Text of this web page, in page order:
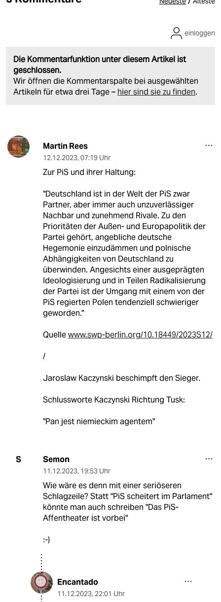
Die Kommentarfunktion unter diesem Artikel ist
geschlossen.
Wir öffnen die Kommentarspalte bei ausgewählten
Artikeln für etwa drei Tage – hier sind sie zu finden.
einloggen
Martin Rees
12.12.2023, 07:19 Uhr
Zur PiS und ihrer Haltung:
"Deutschland ist in der Welt der PiS zwar
Partner, aber immer auch unzuverlässiger
Nachbar und zunehmend Rivale. Zu den
Prioritäten der Außen- und Europapolitik der
Partei gehört, angebliche deutsche
Hegemonie einzudämmen und polnische
Abhängigkeiten von Deutschland zu
überwinden. Angesichts einer ausgeprägten
Ideologisierung und in Teilen Radikalisierung
der Partei ist der Umgang mit einem von der
PiS regierten Polen tendenziell schwieriger
geworden."
Quellewww.swp-berlin.org/10.18449/2023S12/
/
Jaroslaw Kaczynski beschimpft den Sieger.
Schlussworte Kaczynski Richtung Tusk:
"Pan jest niemieckim agentem"
S Semon
11.12.2023, 19:53 Uhr
Wie wäre es denn mit einer seriöseren
Schlagzeile? Statt "PiS scheitert im Parlament"
könnte man auch schreiben "Das PiS-
Affentheater ist vorbei"
:-)
Encantado
11.12.2023, 22:01 Uhr